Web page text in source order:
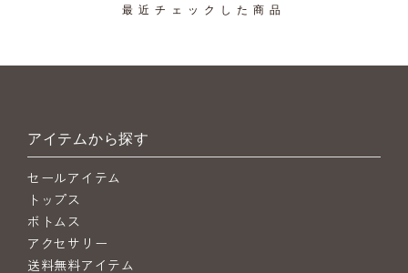
最近チェックした商品
アイテムから探す
セールアイテム
トップス
ボトムス
アクセサリー
送料無料アイテム